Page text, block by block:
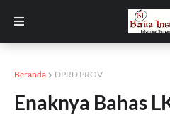
Beranda DPRD PROV
Enaknya Bahas